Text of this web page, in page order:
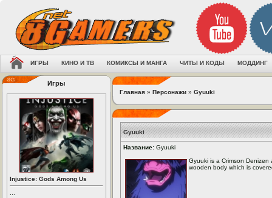
ИГРЫ КИНО И ТВ КОМИКСЫ И МАНГА ЧИТЫ И КОДЫ МОДДИНГ
Игры
Injustice: Gods Among Us
Главная » Персонажи » Gyuuki
Gyuuki
Название: Gyuuki
Gyuuki is a Crimson
wooden body which is